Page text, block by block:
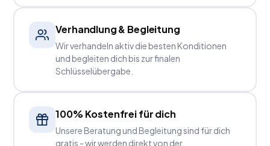
Verhandlung & Begleitung
Wir verhandeln aktiv die besten Konditionen
und begleiten dich bis zur finalen
Schlüsselübergabe.
100% Kostenfrei für dich
Unsere Beratung und Begleitung sind für dich
gratis - wir werden direkt von der